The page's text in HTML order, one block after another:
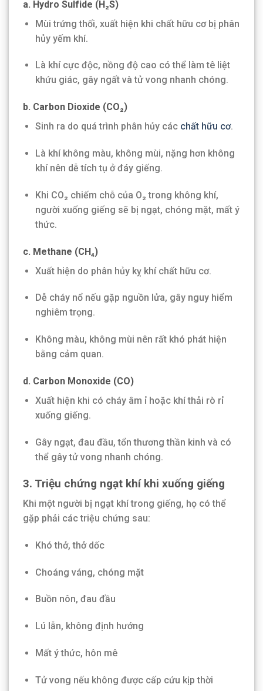
a. Hydro Sulfide (H₂S)
Mùi trứng thối, xuất hiện khi chất hữu cơ bị phân
hủy yếm khí.
Là khí cực độc, nồng độ cao có thể làm tê liệt
khứu giác, gây ngất và tử vong nhanh chóng.
b. Carbon Dioxide (CO₂)
Sinh ra do quá trình phân hủy các chất hữu cơ.
Là khí không màu, không mùi, nặng hơn không
khí nên dễ tích tụ ở đáy giếng.
Khi CO₂ chiếm chỗ của O₂ trong không khí,
người xuống giếng sẽ bị ngạt, chóng mặt, mất ý
thức.
c. Methane (CH₄)
Xuất hiện do phân hủy kỵ khí chất hữu cơ.
Dễ cháy nổ nếu gặp nguồn lửa, gây nguy hiểm
nghiêm trọng.
Không màu, không mùi nên rất khó phát hiện
bằng cảm quan.
d. Carbon Monoxide (CO)
Xuất hiện khi có cháy âm ỉ hoặc khí thải rò rỉ
xuống giếng.
Gây ngạt, đau đầu, tổn thương thần kinh và có
thể gây tử vong nhanh chóng.
3. Triệu chứng ngạt khí khi xuống giếng
Khi một người bị ngạt khí trong giếng, họ có thể
gặp phải các triệu chứng sau:
Khó thở, thở dốc
Choáng váng, chóng mặt
Buồn nôn, đau đầu
Lú lẫn, không định hướng
Mất ý thức, hôn mê
Tử vong nếu không được cấp cứu kịp thời